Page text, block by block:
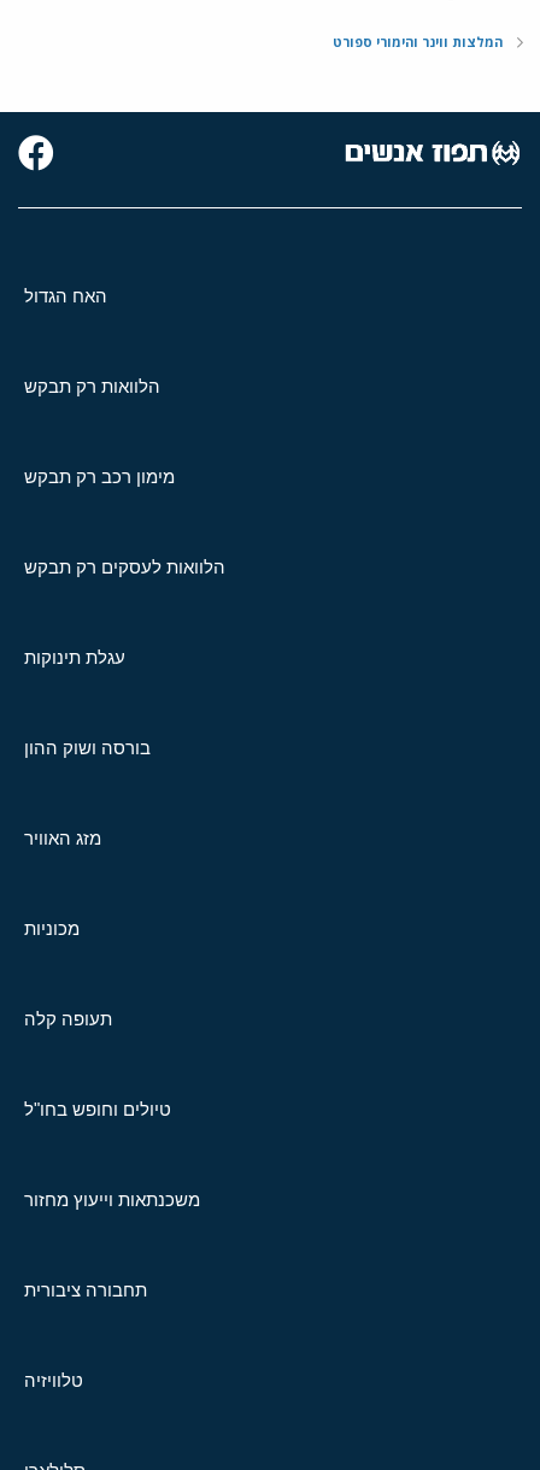
המלצות ווינר והימורי ספורט
האח הגדול
הלוואות רק תבקש
מימון רכב רק תבקש
הלוואות לעסקים רק תבקש
עגלת תינוקות
בורסה ושוק ההון
מזג האוויר
מכוניות
תעופה קלה
טיולים וחופש בחו"ל
משכנתאות וייעוץ מחזור
תחבורה ציבורית
טלוויזיה